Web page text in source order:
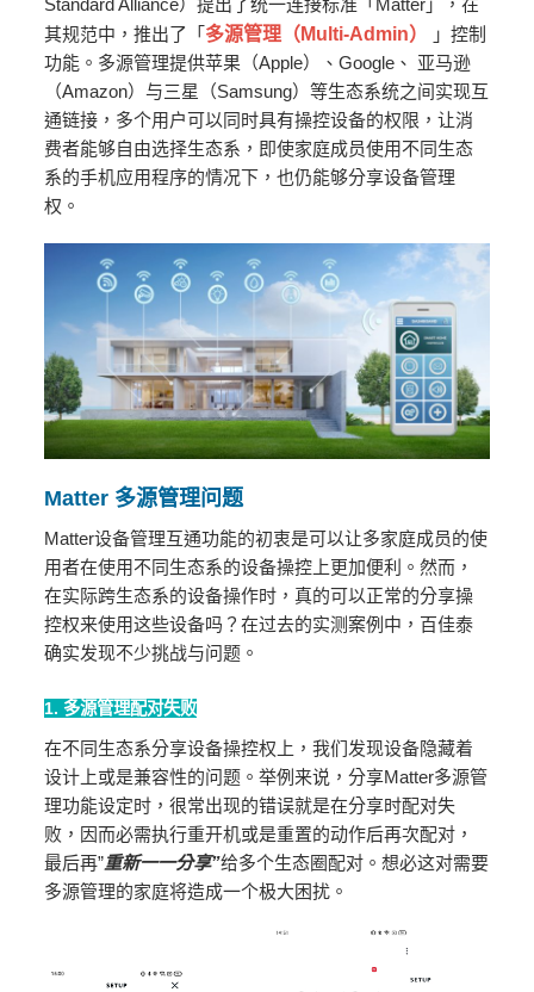
其规范中，推出了「 多源管理（Multi-Admin）
」控制
功能。多源管理提供苹果（Apple）、Google、 亚马逊
（Amazon）与三星（Samsung）等生态系统之间实现互
通链接，多个用户可以同时具有操控设备的权限，让消
费者能够自由选择生态系，即使家庭成员使用不同生态
系的手机应用程序的情况下，也仍能够分享设备管理
权。
Matter 多源管理问题
Matter设备管理互通功能的初衷是可以让多家庭成员的使
用者在使用不同生态系的设备操控上更加便利。然而，
在实际跨生态系的设备操作时，真的可以正常的分享操
控权来使用这些设备吗？在过去的实测案例中，百佳泰
确实发现不少挑战与问题。
1. 多源管理配对失败
在不同生态系分享设备操控权上，我们发现设备隐藏着
设计上或是兼容性的问题。举例来说，分享Matter多源管
理功能设定时，很常出现的错误就是在分享时配对失
败，因而必需执行重开机或是重置的动作后再次配对，
最后再”重新一一分享”给多个生态圈配对。想必这对需要
多源管理的家庭将造成一个极大困扰。